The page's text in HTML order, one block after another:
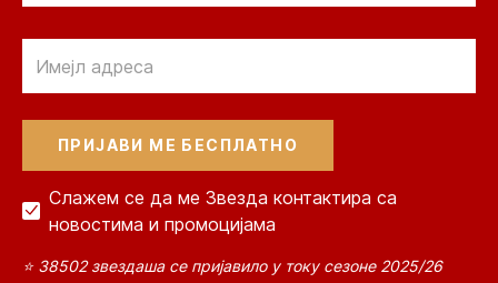
Слажем се да ме Звезда контактира са
новостима и промоцијама
⭐ 38502 звездаша се пријавило у току сезоне 2025/26